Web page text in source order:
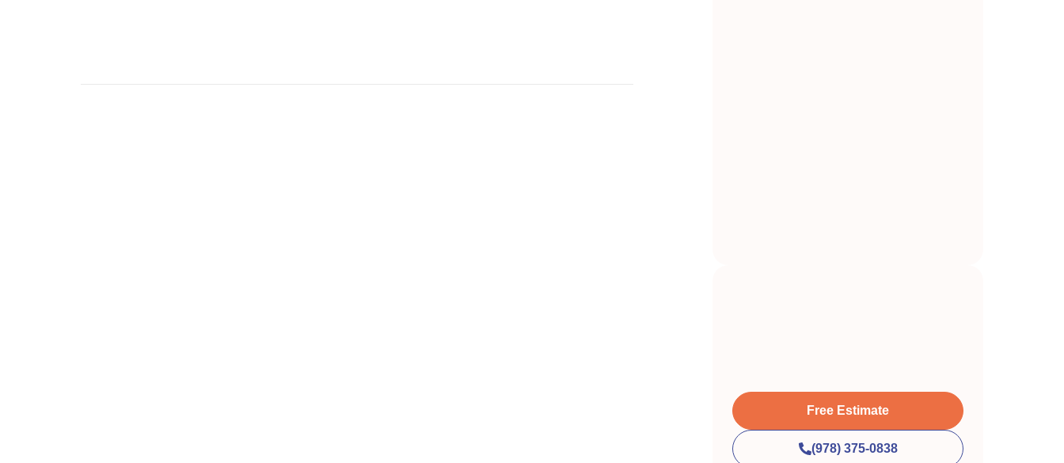
Free Estimate
(978) 375-0838